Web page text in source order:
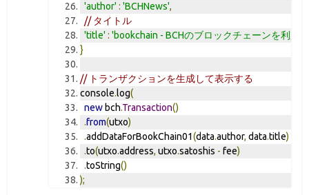
'author' : 'BCHNews',
// タイトル
'title' : 'bookchain - BCHのブロックチェーンを利用
}
// トランザクションを生成して表示する
console.log(
new bch.Transaction()
.from(utxo)
.addDataForBookChain01(data.author, data.title)
.to(utxo.address, utxo.satoshis - fee)
.toString()
);